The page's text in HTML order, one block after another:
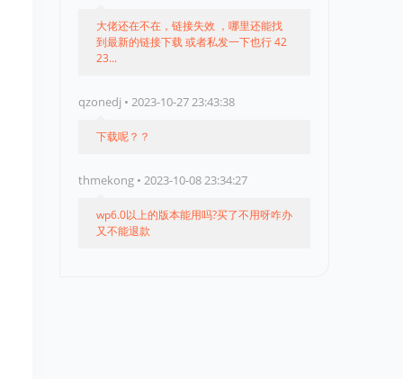
大佬还在不在，链接失效 ，哪里还能找
到最新的链接下载 或者私发一下也行 42
23...
qzonedj • 2023-10-27 23:43:38
下载呢？？
thmekong • 2023-10-08 23:34:27
wp6.0以上的版本能用吗?买了不用呀咋办
又不能退款